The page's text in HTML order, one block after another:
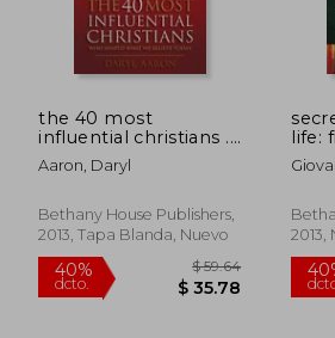
the 40 most
influential christians . .
. who shaped what
we believe today (en
Aaron, Daryl
Bethany House Publishers,
2013, Tapa Blanda, Nuevo
life:
2013,